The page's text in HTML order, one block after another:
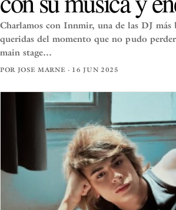
Charlamos con Innmir, una de las DJ más
queridas del momento que no pudo
main stage…
POR JOSE MARNE · 16 JUN 2025